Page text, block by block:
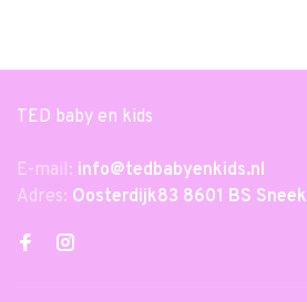
TED baby en kids
E-mail: info@tedbabyenkids.nl
Adres: Oosterdijk83 8601 BS Sneek